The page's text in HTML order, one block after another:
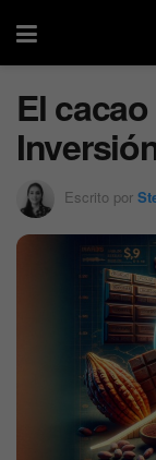
El
Escrito por